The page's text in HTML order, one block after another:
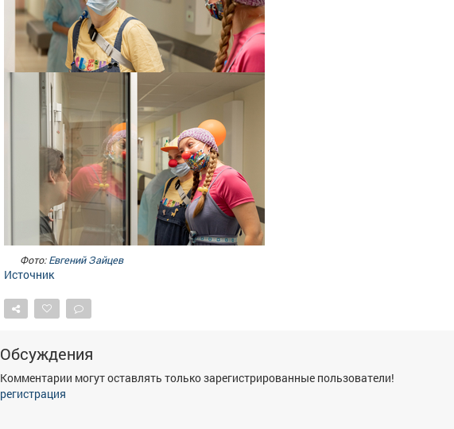
Фото:Евгений Зайцев
Источник
Обсуждения
Комментарии могут оставлять только зарегистрированные пользователи!
регистрация